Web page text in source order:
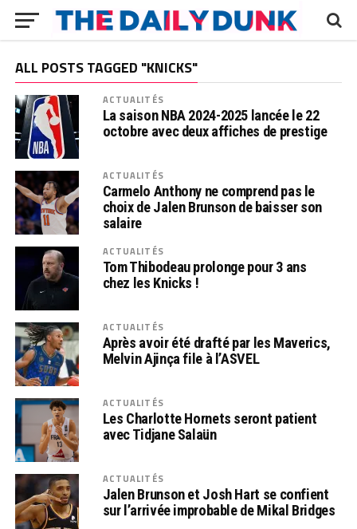
ALL POSTS TAGGED "KNICKS"
ACTUALITÉS
La saison NBA 2024-2025 lancée le 22
octobre avec deux affiches de prestige
ACTUALITÉS
Carmelo Anthony ne comprend pas le
choix de Jalen Brunson de baisser son
salaire
ACTUALITÉS
Tom Thibodeau prolonge pour 3 ans
chez les Knicks !
ACTUALITÉS
Après avoir été drafté par les Maverics,
Melvin Ajinça file à l’ASVEL
ACTUALITÉS
Les Charlotte Hornets seront patient
avec Tidjane Salaün
ACTUALITÉS
Jalen Brunson et Josh Hart se confient
sur l’arrivée improbable de Mikal Bridges